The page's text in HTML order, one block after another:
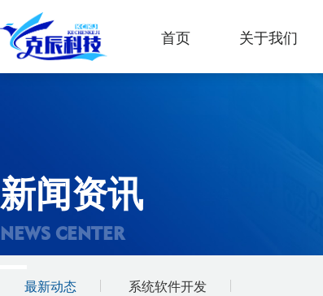
首页 关于我们
新闻资讯
NEWS CENTER
最新动态 系统软件开发